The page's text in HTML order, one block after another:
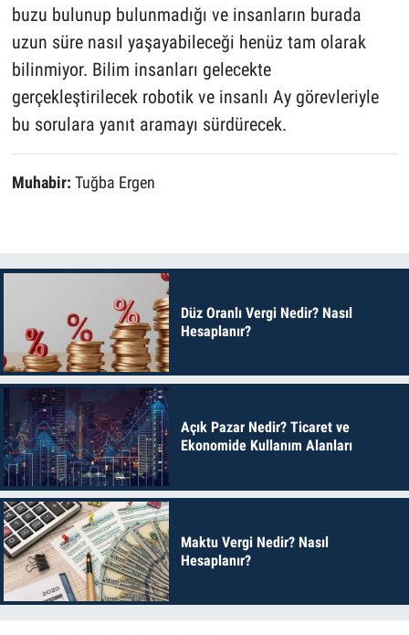
buzu bulunup bulunmadığı ve insanların burada
uzun süre nasıl yaşayabileceği henüz tam olarak
bilinmiyor. Bilim insanları gelecekte
gerçekleştirilecek robotik ve insanlı Ay görevleriyle
bu sorulara yanıt aramayı sürdürecek.
Muhabir: Tuğba Ergen
Düz Oranlı Vergi Nedir? Nasıl
Hesaplanır?
Açık Pazar Nedir? Ticaret ve
Ekonomide Kullanım Alanları
Maktu Vergi Nedir? Nasıl
Hesaplanır?